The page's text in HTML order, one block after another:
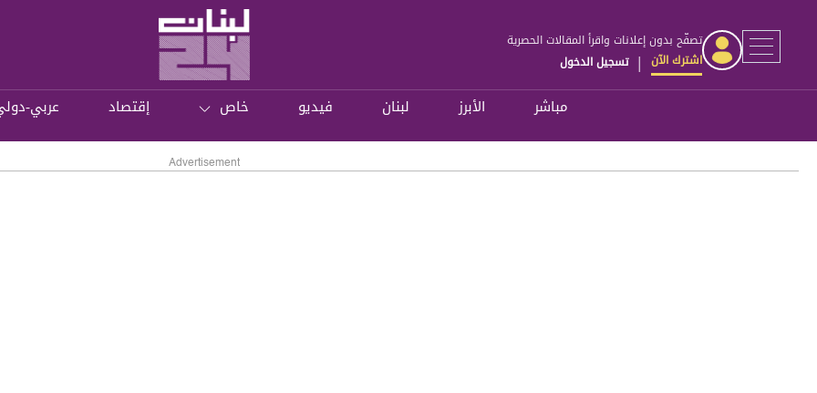
تصفّح بدون إعلانات واقرأ المقالات الحصرية
اشترك الآن | تسجيل الدخول
مباشر الأبرز لبنان فيديو خاص إقتصاد عربي-
Advertisement